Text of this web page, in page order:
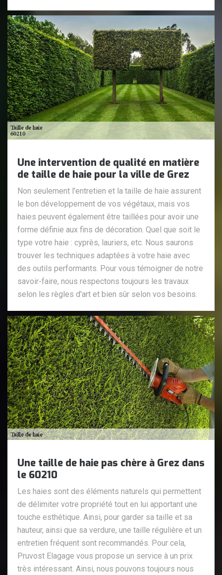
Une intervention de qualité en matière
de taille de haie pour la ville de Grez
Non seulement l'entretien et la taille de haie assurent
le bon développement de vos végétaux, mais vos
haies peuvent également être taillées pour avoir une
forme définie aux fins de décoration. Quel que soit le
type votre haie : cyprès, lauriers, etc. Nous saurons
trouver les techniques adaptées à votre haie avec
des outils performants. Pour vous témoigner de notre
savoir-faire, nous respectons toujours les travaux
selon les règles d'art et bien sûr selon vos besoins.
Une taille de haie pas chère à Grez dans
le 60210
Les haies sont des éléments naturels qui permettent
de délimiter votre propriété tout en lui apportant une
touche esthétique. Ainsi, pour garder sa taille et sa
hauteur, ainsi que sa verdure, une taille régulière et un
entretien fréquent sont recommandés. Pour cela,
Pruvost Elagage vous propose un service à un prix
très intéressant. Ainsi, nous pouvons toujours nous